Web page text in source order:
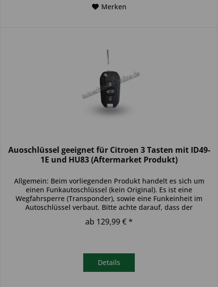
Merken
Auoschlüssel geeignet für Citroen 3 Tasten mit ID49-
1E und HU83 (Aftermarket Produkt)
Allgemein: Beim vorliegenden Produkt handelt es sich um
einen Funkautoschlüssel (kein Original). Es ist eine
Wegfahrsperre (Transponder), sowie eine Funkeinheit im
Autoschlüssel verbaut. Bitte achte darauf, dass der
Autoschlüssel deinem...
ab 129,99 € *
Details